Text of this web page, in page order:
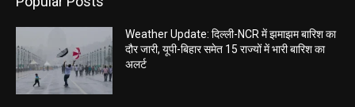
Weather Update: दिल्ली-NCR में झमाझम बारिश का
दौर जारी, यूपी-बिहार समेत 15 राज्यों में भारी बारिश का
अलर्ट